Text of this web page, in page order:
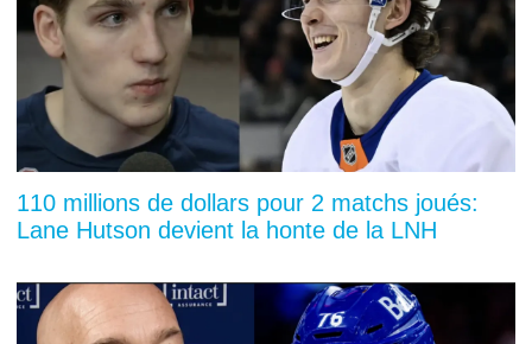
110 millions de dollars pour 2 matchs joués:
Lane Hutson devient la honte de la LNH